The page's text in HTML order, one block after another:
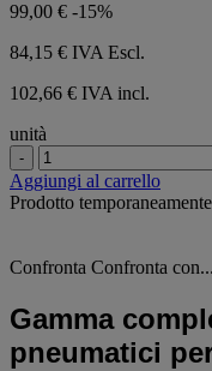
99,00 € -15%
84,15 € IVA Escl.
102,66 € IVA incl.
unità
-
Aggiungi al carrello
Prodotto
Confronta Confronta con...
Gamma
pneumatici